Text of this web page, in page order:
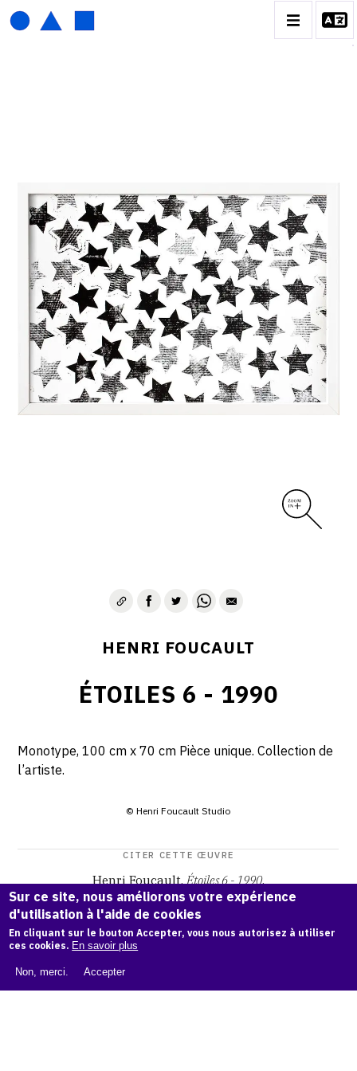
CATALOGUE DES OEUVRES
01_SCULPTURE
02_PHOTOGRAPHIQUE
03_COLLAGES
04_DESSINS
05_MONOTYPE
06_ARCHIVES
CONTACT
HENRI FOUCAULT
ÉTOILES 6 - 1990
Monotype, 100 cm x 70 cm Pièce unique. Collection de
l’artiste.
© Henri Foucault Studio
CITER CETTE ŒUVRE
Henri Foucault, Étoiles 6 - 1990.
Catalogue raisonné Henri Foucault, OAM.ark:38997/o16k
mv
COPIER LA CITATION
Sur ce site, nous améliorons votre expérience
d'utilisation à l'aide de cookies
En cliquant sur le bouton Accepter, vous nous autorisez à utiliser
ces cookies. En savoir plus
Non, merci. Accepter